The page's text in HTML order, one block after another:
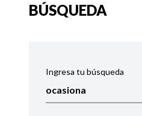
BÚSQUEDA
Ingresa tu búsqueda